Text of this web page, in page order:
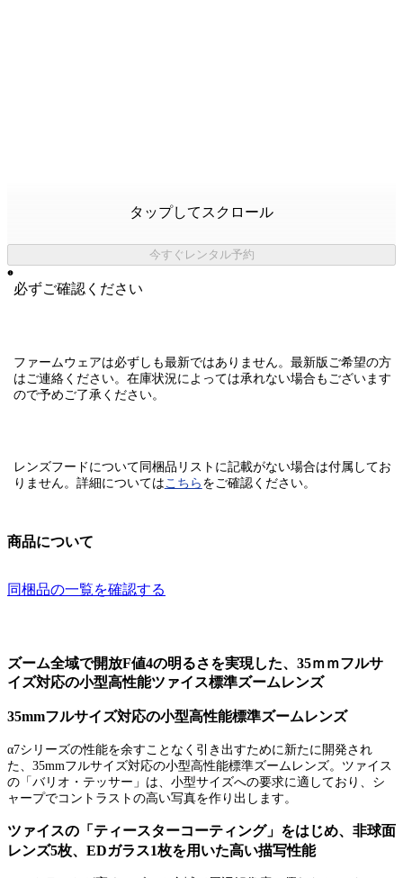
タップしてスクロール
今すぐレンタル予約
必ずご確認ください
ファームウェアは必ずしも最新ではありません。最新版ご希望の方
はご連絡ください。在庫状況によっては承れない場合もございます
ので予めご了承ください。
レンズフードについて同梱品リストに記載がない場合は付属してお
りません。 詳細についてはこちら をご確認ください。
商品について
同梱品の一覧を確認する
ズーム全域で開放F値4の明るさを実現した、35ｍｍフルサ
イズ対応の小型高性能ツァイス標準ズームレンズ
35mmフルサイズ対応の小型高性能標準ズームレンズ
α7シリーズの性能を余すことなく引き出すために新たに開発され
た、35mmフルサイズ対応の小型高性能標準ズームレンズ。ツァイス
の「バリオ・テッサー」は、小型サイズへの要求に適しており、シ
ャープでコントラストの高い写真を作り出します。
ツァイスの「ティースターコーティング」をはじめ、非球面
レンズ5枚、EDガラス1枚を用いた高い描写性能